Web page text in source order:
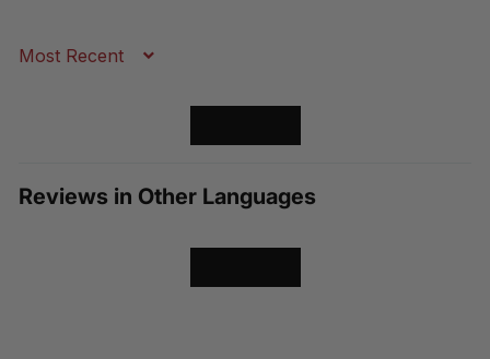
Sort by
Reviews in Other Languages